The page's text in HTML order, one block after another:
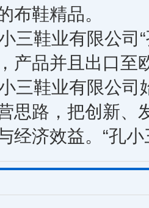
布鞋精品。
三鞋业有限公司
产品并且出口至
三鞋业有限公司
思路，把创新、
经济效益。“孔